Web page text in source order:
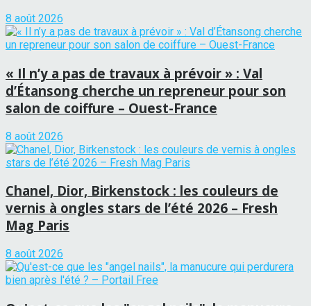
8 août 2026
« Il n’y a pas de travaux à prévoir » : Val
d’Étansong cherche un repreneur pour son
salon de coiffure – Ouest-France
8 août 2026
Chanel, Dior, Birkenstock : les couleurs de
vernis à ongles stars de l’été 2026 – Fresh
Mag Paris
8 août 2026